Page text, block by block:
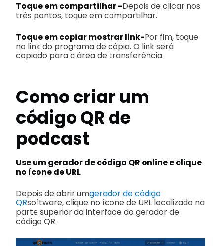
Toque em compartilhar -Depois de clicar nos
três pontos, toque em compartilhar.
Toque em copiar mostrar link-Por fim, toque
no link do programa de cópia. O link será
copiado para a área de transferência.
Como criar um
código QR de
podcast
Use um gerador de código QR online e clique
no ícone de URL
Depois de abrir umgerador de código
QRsoftware, clique no ícone de URL localizado na
parte superior da interface do gerador de
código QR.